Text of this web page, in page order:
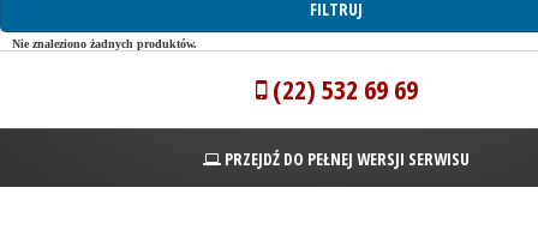
Nie znaleziono żadnych produktów.
(22) 532 69 69
PRZEJDŹ DO PEŁNEJ WERSJI SERWISU